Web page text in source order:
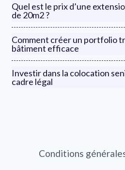
Quel est le prix d’une
de 20m2 ?
Comment créer un portfolio
bâtiment efficace
Investir dans la colocation
cadre légal
Conditions